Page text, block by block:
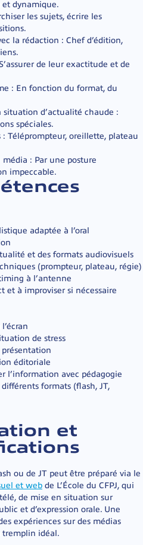
dynamique.
les sujets, écrire les
la rédaction : Chef d’édition,
de leur exactitude et de
: En fonction du format, du
situation d’actualité chaude :
spéciales.
Téléprompteur, oreillette, plateau
: Par une posture
impeccable.
adaptée à l’oral
et des formats audiovisuels
(prompteur, plateau, régie)
à l’antenne
et à improviser si nécessaire
de stress
éditoriale
l’information avec pédagogie
formats (flash, JT,
et
ou de JT peut être préparé via le
et web de L’École du CFPJ, qui
de mise en situation sur
et d’expression orale. Une
expériences sur des médias
idéal.